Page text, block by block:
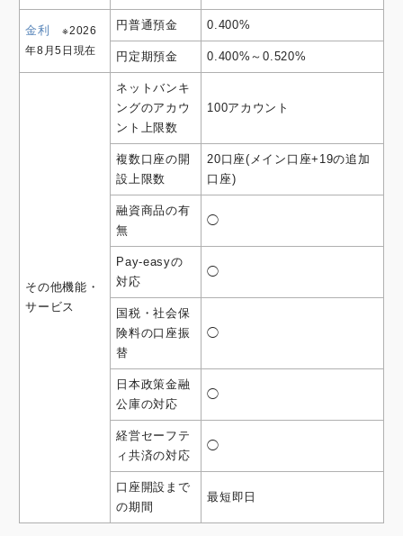
金利
※2026
年8月5日現在
円普通預金 0.400%
円定期預金 0.400%～0.520%
その他機能・
サービス
ネットバンキ
ングのアカウ
ント上限数
100アカウント
複数口座の開
設上限数
20口座(メイン口座+19の追加
口座)
融資商品の有
無
◯
Pay-easyの
対応
◯
国税・社会保
険料の口座振
替
◯
日本政策金融
公庫の対応
◯
経営セーフテ
ィ共済の対応
◯
口座開設まで
の期間
最短即日